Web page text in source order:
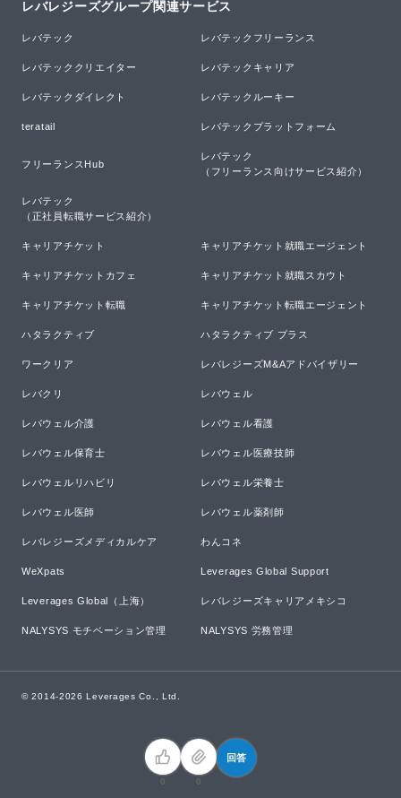
0 0
回答
レバレジーズグループ関連サービス
レバテック レバテックフリーランス
レバテッククリエイター レバテックキャリア
レバテックダイレクト レバテックルーキー
teratail レバテックプラットフォーム
フリーランスHub
レバテック
（フリーランス向けサービス紹介）
レバテック
（正社員転職サービス紹介）
キャリアチケット キャリアチケット就職エージェント
キャリアチケットカフェ キャリアチケット就職スカウト
キャリアチケット転職 キャリアチケット転職エージェント
ハタラクティブ ハタラクティブ プラス
ワークリア レバレジーズM&Aアドバイザリー
レバクリ レバウェル
レバウェル介護 レバウェル看護
レバウェル保育士 レバウェル医療技師
レバウェルリハビリ レバウェル栄養士
レバウェル医師 レバウェル薬剤師
レバレジーズメディカルケア わんコネ
WeXpats Leverages Global Support
Leverages Global（上海） レバレジーズキャリアメキシコ
NALYSYS モチベーション管理 NALYSYS 労務管理
© 2014-2026 Leverages Co., Ltd.